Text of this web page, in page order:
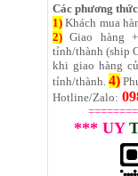
Các phương
1) Khách mua
2) Giao hàng
tỉnh/thành (ship
khi giao hàng
tỉnh/thành. 4)
Hotline/Zalo:
*** UY